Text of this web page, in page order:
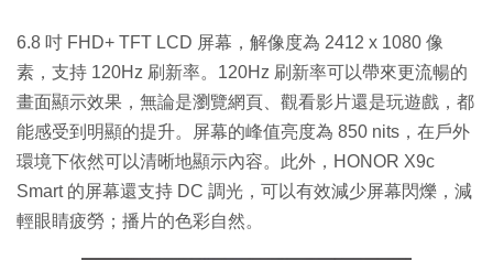
6.8 吋 FHD+ TFT LCD 屏幕，解像度為 2412 x 1080 像
素，支持 120Hz 刷新率。120Hz 刷新率可以帶來更流暢的
畫面顯示效果，無論是瀏覽網頁、觀看影片還是玩遊戲，都
能感受到明顯的提升。屏幕的峰值亮度為 850 nits，在戶外
環境下依然可以清晰地顯示內容。此外，HONOR X9c
Smart 的屏幕還支持 DC 調光，可以有效減少屏幕閃爍，減
輕眼睛疲勞；播片的色彩自然。